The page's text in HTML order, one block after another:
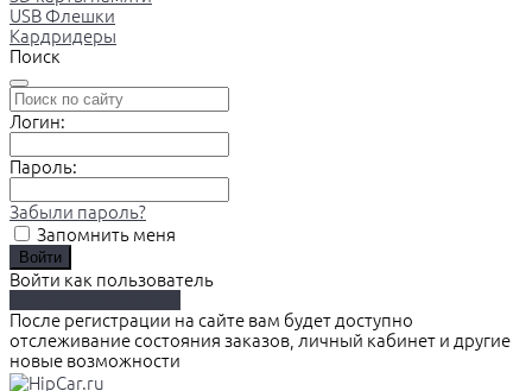
USB Флешки
Кардридеры
Поиск
Логин:
Пароль:
Забыли пароль?
Запомнить меня
Войти как пользователь
После регистрации на сайте вам будет доступно
отслеживание состояния заказов, личный кабинет и другие
новые возможности